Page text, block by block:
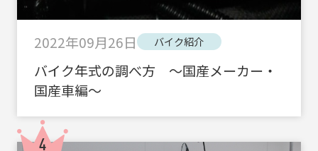
2022年09月26日 バイク紹介
バイク年式の調べ方 ～国産メーカー・
国産車編～